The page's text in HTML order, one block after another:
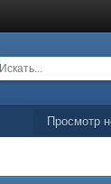
Просмотр